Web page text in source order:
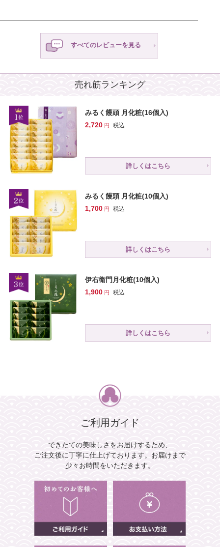
すべてのレビューを見る
売れ筋ランキング
みるく饅頭 月化粧(16個入)
2,720
税込
詳しくはこちら
みるく饅頭 月化粧(10個入)
1,700
税込
詳しくはこちら
伊右衛門月化粧(10個入)
1,900
税込
詳しくはこちら
ご利用ガイド
できたての美味しさをお届けするため、
ご注文後に丁寧に仕上げております。 お届けまで
少々お時間をいただきます。